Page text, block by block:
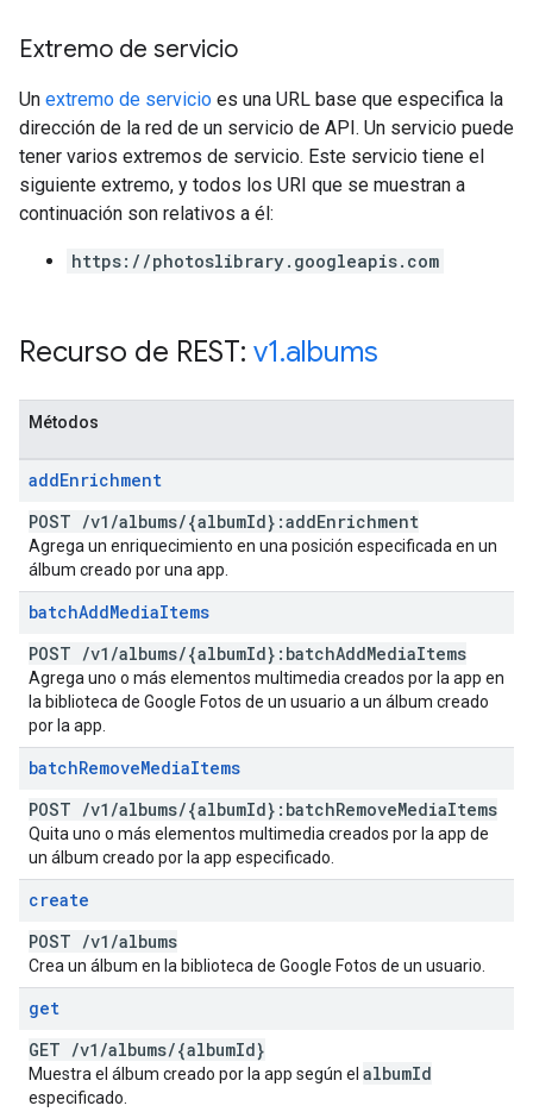
Extremo de servicio
Un extremo de servicio es una URL base que especifica la
dirección de la red de un servicio de API. Un servicio puede
tener varios extremos de servicio. Este servicio tiene el
siguiente extremo, y todos los URI que se muestran a
continuación son relativos a él:
https://photoslibrary.googleapis.com
Recurso de REST: v1.albums
Métodos
addEnrichment
POST /v1 /albums/{albumId}:addEnrichment
Agrega un enriquecimiento en una posición especificada en un
álbum creado por una app.
batchAddMediaItems
POST /v1 /albums/{albumId}:batchAddMediaItems
Agrega uno o más elementos multimedia creados por la app en
la biblioteca de Google Fotos de un usuario a un álbum creado
por la app.
batchRemoveMediaItems
POST /v1 /albums/{albumId}:batchRemoveMediaItems
Quita uno o más elementos multimedia creados por la app de
un álbum creado por la app especificado.
create
POST /v1 /albums
Crea un álbum en la biblioteca de Google Fotos de un usuario.
get
GET /v1 /albums/{albumId}
Muestra el álbum creado por la app según el albumId
especificado.